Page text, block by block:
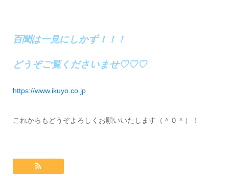
百聞は一見にしかず！！！
どうぞご覧くださいませ♡♡♡
https://www.ikuyo.co.jp
これからもどうぞよろしくお願いいたします（＾０＾）！